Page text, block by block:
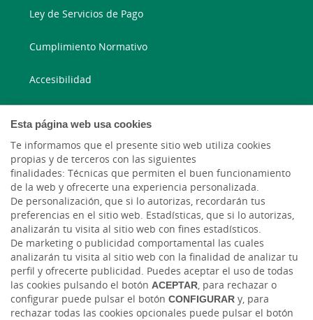
Esta página web usa cookies
Te informamos que el presente sitio web utiliza cookies
propias y de terceros con las siguientes
finalidades: Técnicas que permiten el buen funcionamiento
de la web y ofrecerte una experiencia personalizada.
De personalización, que si lo autorizas, recordarán tus
preferencias en el sitio web. Estadísticas, que si lo autorizas,
analizarán tu visita al sitio web con fines estadísticos.
De marketing o publicidad comportamental las cuales
analizarán tu visita al sitio web con la finalidad de analizar tu
perfil y ofrecerte publicidad. Puedes aceptar el uso de todas
las cookies pulsando el botón ACEPTAR, para rechazar o
configurar puede pulsar el botón CONFIGURAR y, para
rechazar todas las cookies opcionales puede pulsar el botón
Ley de Servicios de Pago
Cumplimiento Normativo
Accesibilidad
Blog ruralvía
Blog Joven In
Facebook
LinkedIn